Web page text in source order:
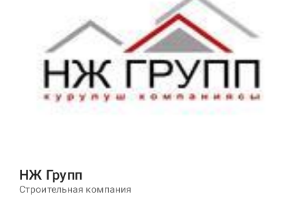
НЖ Групп
Строительная компания